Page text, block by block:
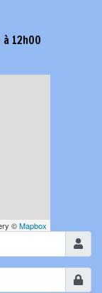
12h00
©Mapbox
Afficher